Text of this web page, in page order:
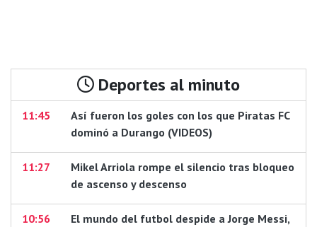
Deportes al minuto
11:45
Así fueron los goles con los que Piratas FC
dominó a Durango (VIDEOS)
11:27
Mikel Arriola rompe el silencio tras bloqueo
de ascenso y descenso
10:56
El mundo del futbol despide a Jorge Messi,